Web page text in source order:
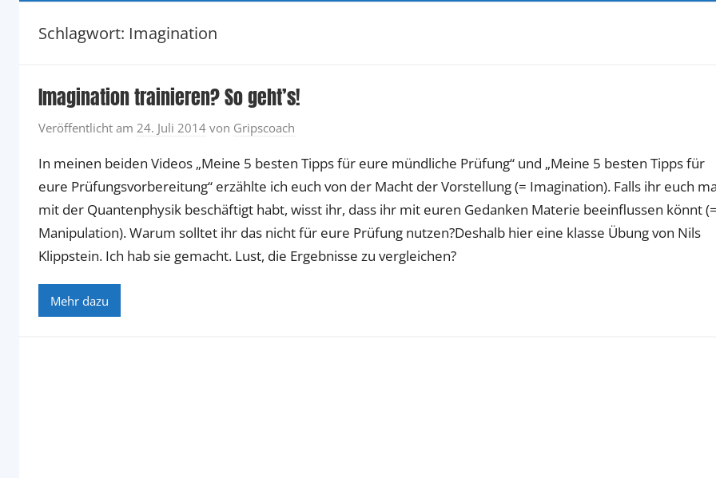
Schlagwort: Imagination
Imagination trainieren? So geht’s!
Veröffentlicht am 24. Juli 2014 von Gripscoach
In meinen beiden Videos „Meine 5 besten Tipps für eure mündliche Prüfung“ und „Meine 5 besten Tipps für
eure Prüfungsvorbereitung“ erzählte ich euch von der Macht der Vorstellung (= Imagination). Falls ihr euch
mit der Quantenphysik beschäftigt habt, wisst ihr, dass ihr mit euren Gedanken Materie beeinflussen könnt
Manipulation). Warum solltet ihr das nicht für eure Prüfung nutzen?Deshalb hier eine klasse Übung von Nils
Klippstein. Ich hab sie gemacht. Lust, die Ergebnisse zu vergleichen?
Mehr dazu